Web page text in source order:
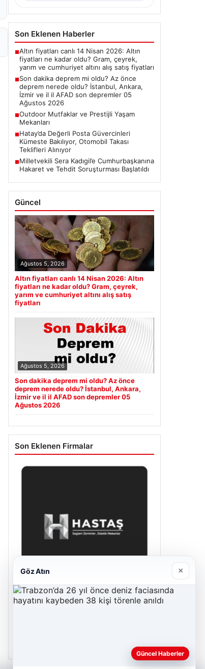
Son Eklenen Haberler
■Altın fiyatları canlı 14 Nisan 2026: Altın
fiyatları ne kadar oldu? Gram, çeyrek,
yarım ve cumhuriyet altını alış satış fiyatları
■Son dakika deprem mi oldu? Az önce
deprem nerede oldu? İstanbul, Ankara,
İzmir ve il il AFAD son depremler 05
Ağustos 2026
■Outdoor Mutfaklar ve Prestijli Yaşam
Mekanları
■Hatay’da Değerli Posta Güvercinleri
Kümeste Bakılıyor, Otomobil Takası
Teklifleri Alınıyor
■Milletvekili Sera Kadıgil’e Cumhurbaşkanına
Hakaret ve Tehdit Soruşturması Başlatıldı
Güncel
Ağustos 5, 2026
Altın fiyatları canlı 14 Nisan 2026: Altın
fiyatları ne kadar oldu? Gram, çeyrek,
yarım ve cumhuriyet altını alış satış
fiyatları
Ağustos 5, 2026
Son dakika deprem mi oldu? Az önce
deprem nerede oldu? İstanbul, Ankara,
İzmir ve il il AFAD son depremler 05
Ağustos 2026
Son Eklenen Firmalar
Göz Atın ×
Güncel Haberler